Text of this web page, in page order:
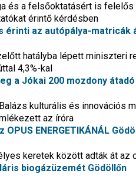
és a felsőoktatásért is
érintő kérdésben
érinti az autópálya-matricák
hatályba lépett miniszteri
4,3%-kal
a Jókai 200 mozdony
kulturális és innovációs
az íróra
ENERGETIKÁNÁL
keretek között adták át
biogázüzemét Gödöllőn